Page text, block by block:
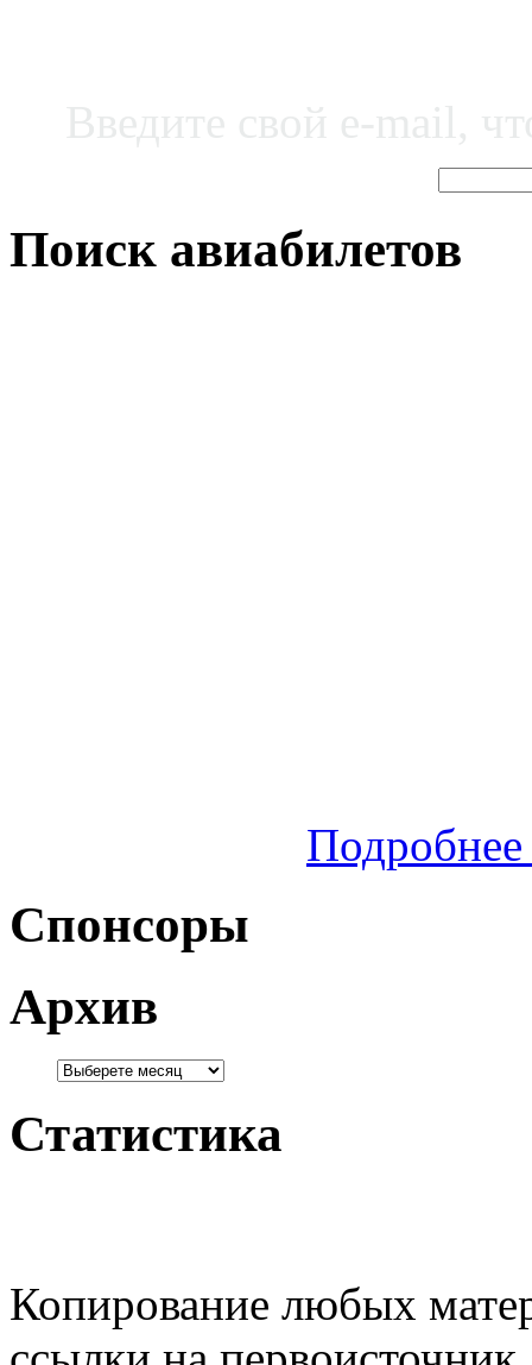
Поиск авиабилетов
Спонсоры
Архив
Статистика
Копирование любых